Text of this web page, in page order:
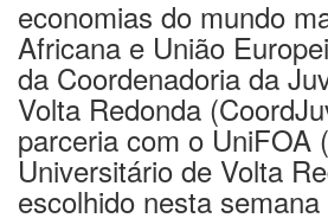
economias do mundo
Africana e União
da Coordenadoria da
Volta Redonda
parceria com o UniFOA
Universitário de Volta
escolhido nesta